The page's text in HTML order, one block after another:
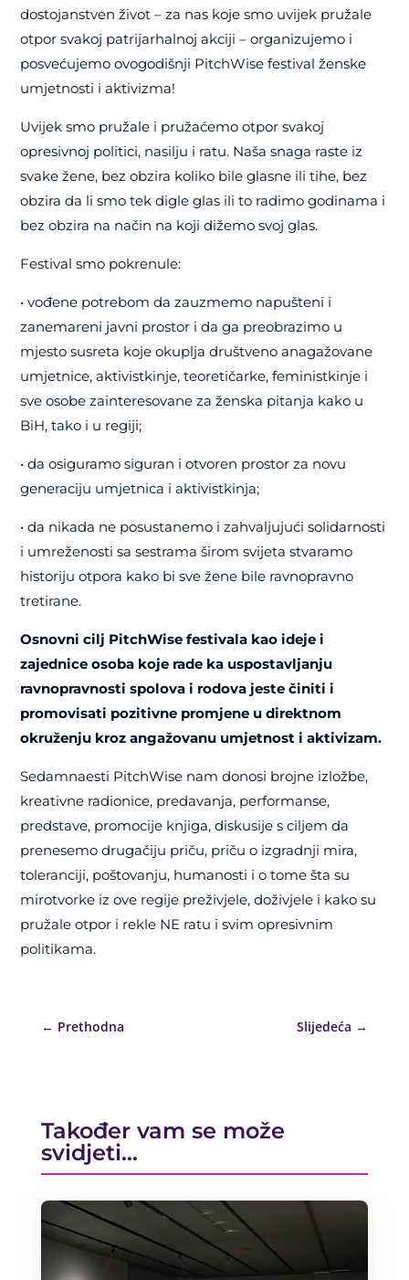
dostojanstven život – za nas koje smo uvijek pružale
otpor svakoj patrijarhalnoj akciji – organizujemo i
posvećujemo ovogodišnji PitchWise festival ženske
umjetnosti i aktivizma!
Uvijek smo pružale i pružaćemo otpor svakoj
opresivnoj politici, nasilju i ratu. Naša snaga raste iz
svake žene, bez obzira koliko bile glasne ili tihe, bez
obzira da li smo tek digle glas ili to radimo godinama i
bez obzira na način na koji dižemo svoj glas.
Festival smo pokrenule:
• vođene potrebom da zauzmemo napušteni i
zanemareni javni prostor i da ga preobrazimo u
mjesto susreta koje okuplja društveno anagažovane
umjetnice, aktivistkinje, teoretičarke, feministkinje i
sve osobe zainteresovane za ženska pitanja kako u
BiH, tako i u regiji;
• da osiguramo siguran i otvoren prostor za novu
generaciju umjetnica i aktivistkinja;
• da nikada ne posustanemo i zahvaljujući solidarnosti
i umreženosti sa sestrama širom svijeta stvaramo
historiju otpora kako bi sve žene bile ravnopravno
tretirane.
Osnovni cilj PitchWise festivala kao ideje i
zajednice osoba koje rade ka uspostavljanju
ravnopravnosti spolova i rodova jeste činiti i
promovisati pozitivne promjene u direktnom
okruženju kroz angažovanu umjetnost i aktivizam.
Sedamnaesti PitchWise nam donosi brojne izložbe,
kreativne radionice, predavanja, performanse,
predstave, promocije knjiga, diskusije s ciljem da
prenesemo drugačiju priču, priču o izgradnji mira,
toleranciji, poštovanju, humanosti i o tome šta su
mirotvorke iz ove regije preživjele, doživjele i kako su
pružale otpor i rekle NE ratu i svim opresivnim
politikama.
← Prethodna Slijedeća →
Također vam se može
svidjeti…